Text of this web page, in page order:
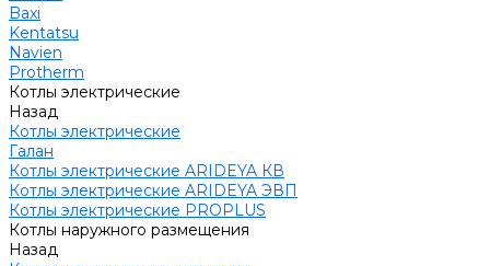
Baxi
Kentatsu
Navien
Protherm
Котлы электрические
Назад
Котлы электрические
Галан
Котлы электрические ARIDEYA КВ
Котлы электрические ARIDEYA ЭВП
Котлы электрические PROPLUS
Котлы наружного размещения
Назад